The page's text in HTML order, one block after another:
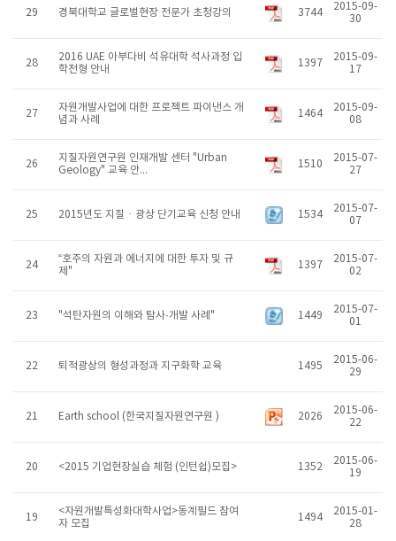
29 경북대학교 글로벌현장 전문가 초청강의 3744
2015-09-
30
28
2016 UAE 아부다비 석유대학 석사과정 입
학전형 안내
1397
2015-09-
17
27
자원개발사업에 대한 프로젝트 파이낸스 개
념과 사례
1464
2015-09-
08
26
지질자원연구원 인재개발 센터 "Urban
Geology" 교육 안...
1510
2015-07-
27
25 2015년도 지질ㆍ광상 단기교육 신청 안내 1534
2015-07-
07
24
“호주의 자원과 에너지에 대한 투자 및 규
제"
1397
2015-07-
02
23 "석탄자원의 이해와 탐사·개발 사례" 1449
2015-07-
01
22 퇴적광상의 형성과정과 지구화학 교육 1495
2015-06-
29
21 Earth school (한국지질자원연구원 ) 2026
2015-06-
22
20 <2015 기업현장실습 체험 (인턴쉽)모집> 1352
2015-06-
19
19
<자원개발특성화대학사업>동계필드 참여
자 모집
1494
2015-01-
28